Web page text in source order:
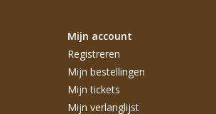
Mijn account
Registreren
Mijn bestellingen
Mijn tickets
Mijn verlanglijst